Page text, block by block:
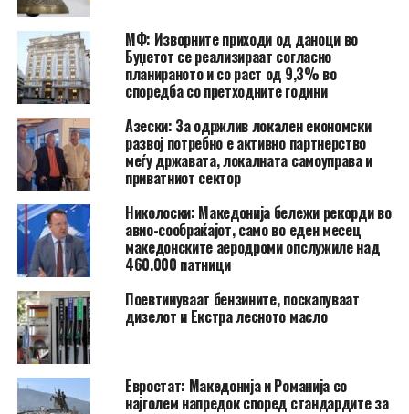
МФ: Изворните приходи од даноци во
Буџетот се реализираат согласно
планираното и со раст од 9,3% во
споредба со претходните години
Азески: За одржлив локален економски
развој потребно е активно партнерство
меѓу државата, локалната самоуправа и
приватниот сектор
Николоски: Македонија бележи рекорди во
авио-сообраќајот, само во еден месец
македонските аеродроми опслужиле над
460.000 патници
Поевтинуваат бензините, поскапуваат
дизелот и Екстра лесното масло
Евростат: Македонија и Романија со
најголем напредок според стандардите за